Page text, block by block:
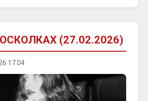
(27.02.2026)
17:04